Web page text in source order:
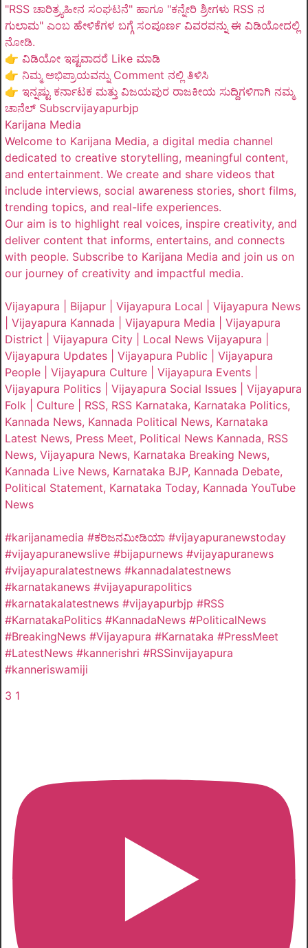
"RSS ಚಾರಿತ್ರ್ಯಹೀನ ಸಂಘಟನೆ" ಹಾಗೂ "ಕನ್ನೇರಿ ಶ್ರೀಗಳು RSS ನ
ಗುಲಾಮ" ಎಂಬ ಹೇಳಿಕೆಗಳ ಬಗ್ಗೆ ಸಂಪೂರ್ಣ ವಿವರವನ್ನು ಈ ವಿಡಿಯೋದಲ್ಲಿ
ನೋಡಿ.
👉 ವಿಡಿಯೋ ಇಷ್ಟವಾದರೆ Like ಮಾಡಿ
👉 ನಿಮ್ಮ ಅಭಿಪ್ರಾಯವನ್ನು Comment ನಲ್ಲಿ ತಿಳಿಸಿ
👉 ಇನ್ನಷ್ಟು ಕರ್ನಾಟಕ ಮತ್ತು ವಿಜಯಪುರ ರಾಜಕೀಯ ಸುದ್ದಿಗಳಿಗಾಗಿ ನಮ್ಮ
ಚಾನೆಲ್ Subscrvijayapurbjp
Karijana Media
Welcome to Karijana Media, a digital media channel
dedicated to creative storytelling, meaningful content,
and entertainment. We create and share videos that
include interviews, social awareness stories, short films,
trending topics, and real-life experiences.
Our aim is to highlight real voices, inspire creativity, and
deliver content that informs, entertains, and connects
with people. Subscribe to Karijana Media and join us on
our journey of creativity and impactful media.
Vijayapura | Bijapur | Vijayapura Local | Vijayapura News
| Vijayapura Kannada | Vijayapura Media | Vijayapura
District | Vijayapura City | Local News Vijayapura |
Vijayapura Updates | Vijayapura Public | Vijayapura
People | Vijayapura Culture | Vijayapura Events |
Vijayapura Politics | Vijayapura Social Issues | Vijayapura
Folk | Culture | RSS, RSS Karnataka, Karnataka Politics,
Kannada News, Kannada Political News, Karnataka
Latest News, Press Meet, Political News Kannada, RSS
News, Vijayapura News, Karnataka Breaking News,
Kannada Live News, Karnataka BJP, Kannada Debate,
Political Statement, Karnataka Today, Kannada YouTube
News
#karijanamedia #ಕರಿಜನಮೀಡಿಯಾ #vijayapuranewstoday
#vijayapuranewslive #bijapurnews #vijayapuranews
#vijayapuralatestnews #kannadalatestnews
#karnatakanews #vijayapurapolitics
#karnatakalatestnews #vijayapurbjp #RSS
#KarnatakaPolitics #KannadaNews #PoliticalNews
#BreakingNews #Vijayapura #Karnataka #PressMeet
#LatestNews #kannerishri #RSSinvijayapura
#kanneriswamiji
3 1